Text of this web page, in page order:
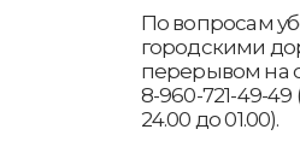
По вопросам
городскими
перерывом на
8-960-721-49-49
24.00 до 01.00).